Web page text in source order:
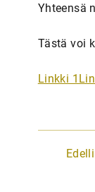
Yhteensä
Tästä voi
Linkki 1
A